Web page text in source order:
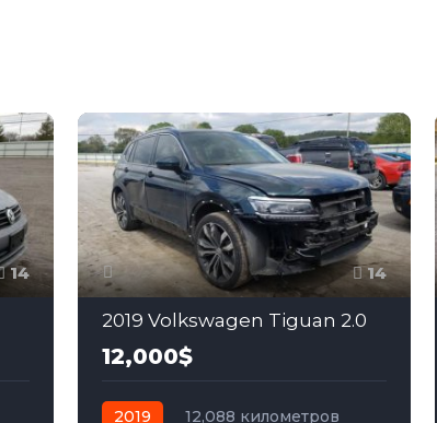
14 14
2019 Volkswagen Tiguan 2.0
12,000$
2019
12,088 километров